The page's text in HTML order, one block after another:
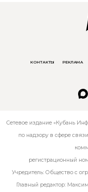
КОНТАКТЫ РЕКЛАМА
Сетевое издание «Кубань
по надзору в сфере
регистрационный
Учредитель: Общество с
Главный редактор: